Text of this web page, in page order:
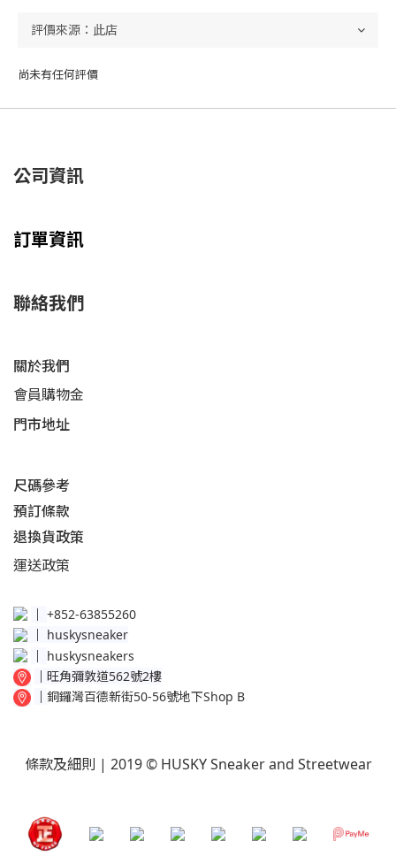
尚未有任何評價
公司資訊
訂單資訊
聯絡我們
關於我們
會員購物金
門市地址
尺碼參考
預訂條款
退換貨政策​
運送政策​
│ +852-63855260
huskysneaker
│ huskysneakers
│ 旺角彌敦道562號2樓
│ 銅鑼灣百德新街50-56號地下Shop B
條款及細則 | 2019 © HUSKY Sneaker and Streetwear